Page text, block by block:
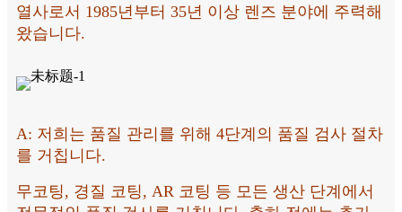
열사로서 1985년부터 35년 이상 렌즈 분야에 주력해
왔습니다.
A: 저희는 품질 관리를 위해 4단계의 품질 검사 절차
를 거칩니다.
무코팅, 경질 코팅, AR 코팅 등 모든 생산 단계에서